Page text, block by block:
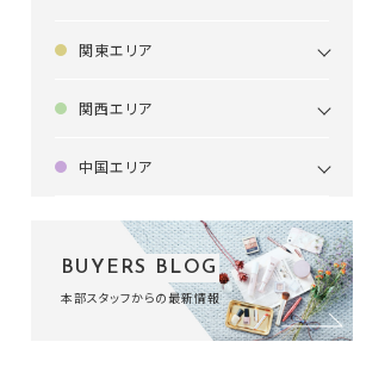
関東エリア
関西エリア
中国エリア
BUYERS BLOG
本部スタッフからの最新情報